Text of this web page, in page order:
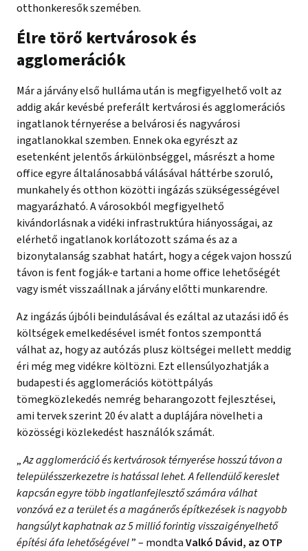
otthonkeresők szemében.
Élre törő kertvárosok és
agglomerációk
Már a járvány első hulláma után is megfigyelhető volt az
addig akár kevésbé preferált kertvárosi és agglomerációs
ingatlanok térnyerése a belvárosi és nagyvárosi
ingatlanokkal szemben. Ennek oka egyrészt az
esetenként jelentős árkülönbséggel, másrészt a home
office egyre általánosabbá válásával háttérbe szoruló,
munkahely és otthon közötti ingázás szükségességével
magyarázható. A városokból megfigyelhető
kivándorlásnak a vidéki infrastruktúra hiányosságai, az
elérhető ingatlanok korlátozott száma és az a
bizonytalanság szabhat határt, hogy a cégek vajon hosszú
távon is fent fogják-e tartani a home office lehetőségét
vagy ismét visszaállnak a járvány előtti munkarendre.
Az ingázás újbóli beindulásával és ezáltal az utazási idő és
költségek emelkedésével ismét fontos szemponttá
válhat az, hogy az autózás plusz költségei mellett meddig
éri még meg vidékre költözni. Ezt ellensúlyozhatják a
budapesti és agglomerációs kötöttpályás
tömegközlekedés nemrég beharangozott fejlesztései,
ami tervek szerint 20 év alatt a duplájára növelheti a
közösségi közlekedést használók számát.
„Az agglomeráció és kertvárosok térnyerése hosszú távon a
településszerkezetre is hatással lehet. A fellendülő kereslet
kapcsán egyre több ingatlanfejlesztő számára válhat
vonzóvá ez a terület és a magánerős építkezések is nagyobb
hangsúlyt kaphatnak az 5 millió forintig visszaigényelhető
építési áfa lehetőségével” – mondtaValkó Dávid, az OTP